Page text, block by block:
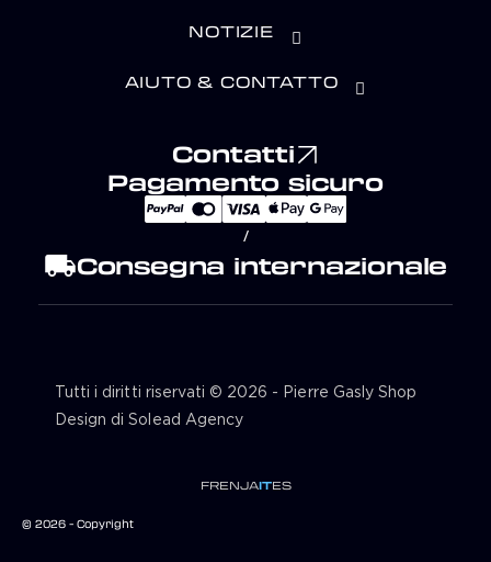
NOTIZIE
AIUTO & CONTATTO
Contatti
Pagamento sicuro
/
local_shippingConsegna internazionale
Tutti i diritti riservati © 2026 - Pierre Gasly Shop
Design di Solead Agency
FRENJAITES
© 2026 - Copyright